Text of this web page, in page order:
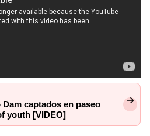
captados en paseo
youth [VIDEO]